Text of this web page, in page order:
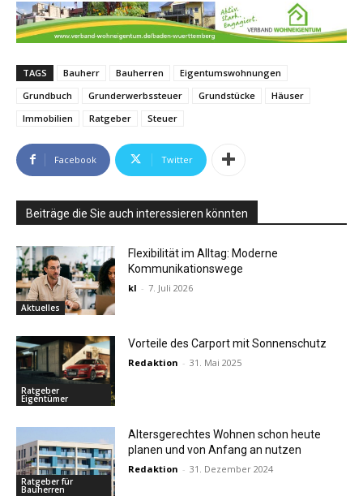
TAGS Bauherr Bauherren
Eigentumswohnungen
Grundbuch
Grunderwerbssteuer Grundstücke
Häuser
Immobilien
Ratgeber Steuer
Facebook Twitter
Beiträge die Sie auch interessieren könnten
Aktuelles
Flexibilität im Alltag: Moderne
Kommunikationswege
kl - 7. Juli 2026
Ratgeber
Eigentümer
Vorteile des Carport mit Sonnenschutz
Redaktion - 31. Mai 2025
Ratgeber für
Bauherren
Altersgerechtes Wohnen schon heute
planen und von Anfang an nutzen
Redaktion - 31. Dezember 2024